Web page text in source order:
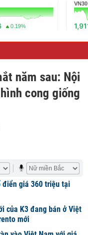
0.19%
VN30
năm sau: Nội
cong giống
điển giá 360 triệu tại
của K3 đang bán ở Việt
mới